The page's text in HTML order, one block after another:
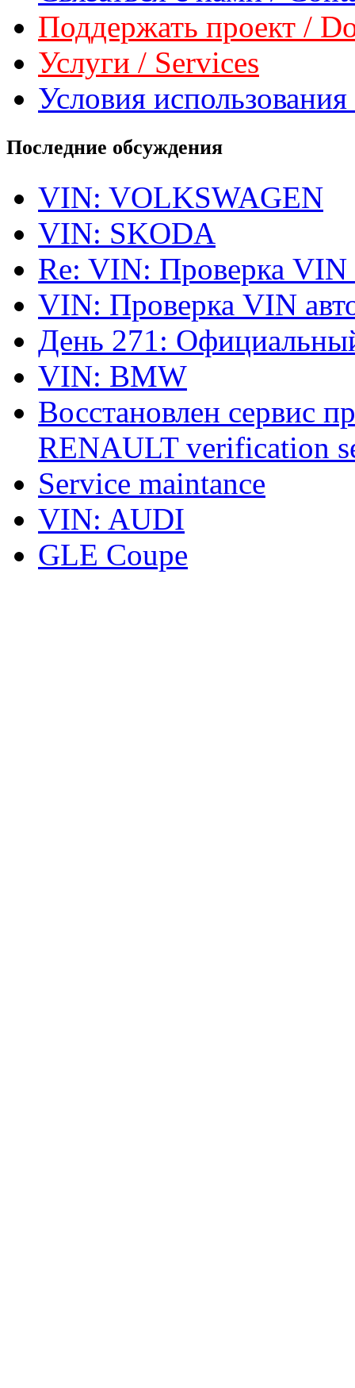
Поддержать проект /
Услуги / Services
Условия
Последние обсуждения
VIN: VOLKSWAGEN
VIN: SKODA
Re: VIN: Проверка VIN
VIN: Проверка VIN
День 271:
VIN: BMW
Восстановлен сервис
RENAULT verification
Service maintance
VIN: AUDI
GLE Coupe